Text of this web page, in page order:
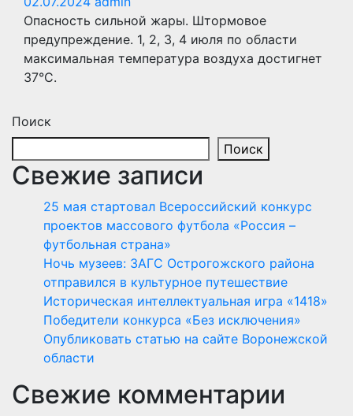
Опасность сильной жары. Штормовое
предупреждение. 1, 2, 3, 4 июля по области
максимальная температура воздуха достигнет
37°С.
Поиск
Поиск
Свежие записи
25 мая стартовал Всероссийский конкурс
проектов массового футбола «Россия –
футбольная страна»
Ночь музеев: ЗАГС Острогожского района
отправился в культурное путешествие
Историческая интеллектуальная игра «1418»
Победители конкурса «Без исключения»
Опубликовать статью на сайте Воронежской
области
Свежие комментарии